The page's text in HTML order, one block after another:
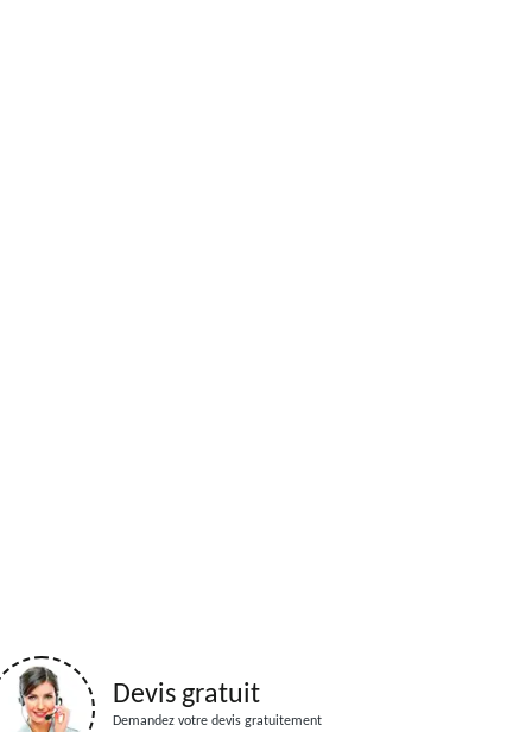
Devis gratuit
Demandez votre devis gratuitement